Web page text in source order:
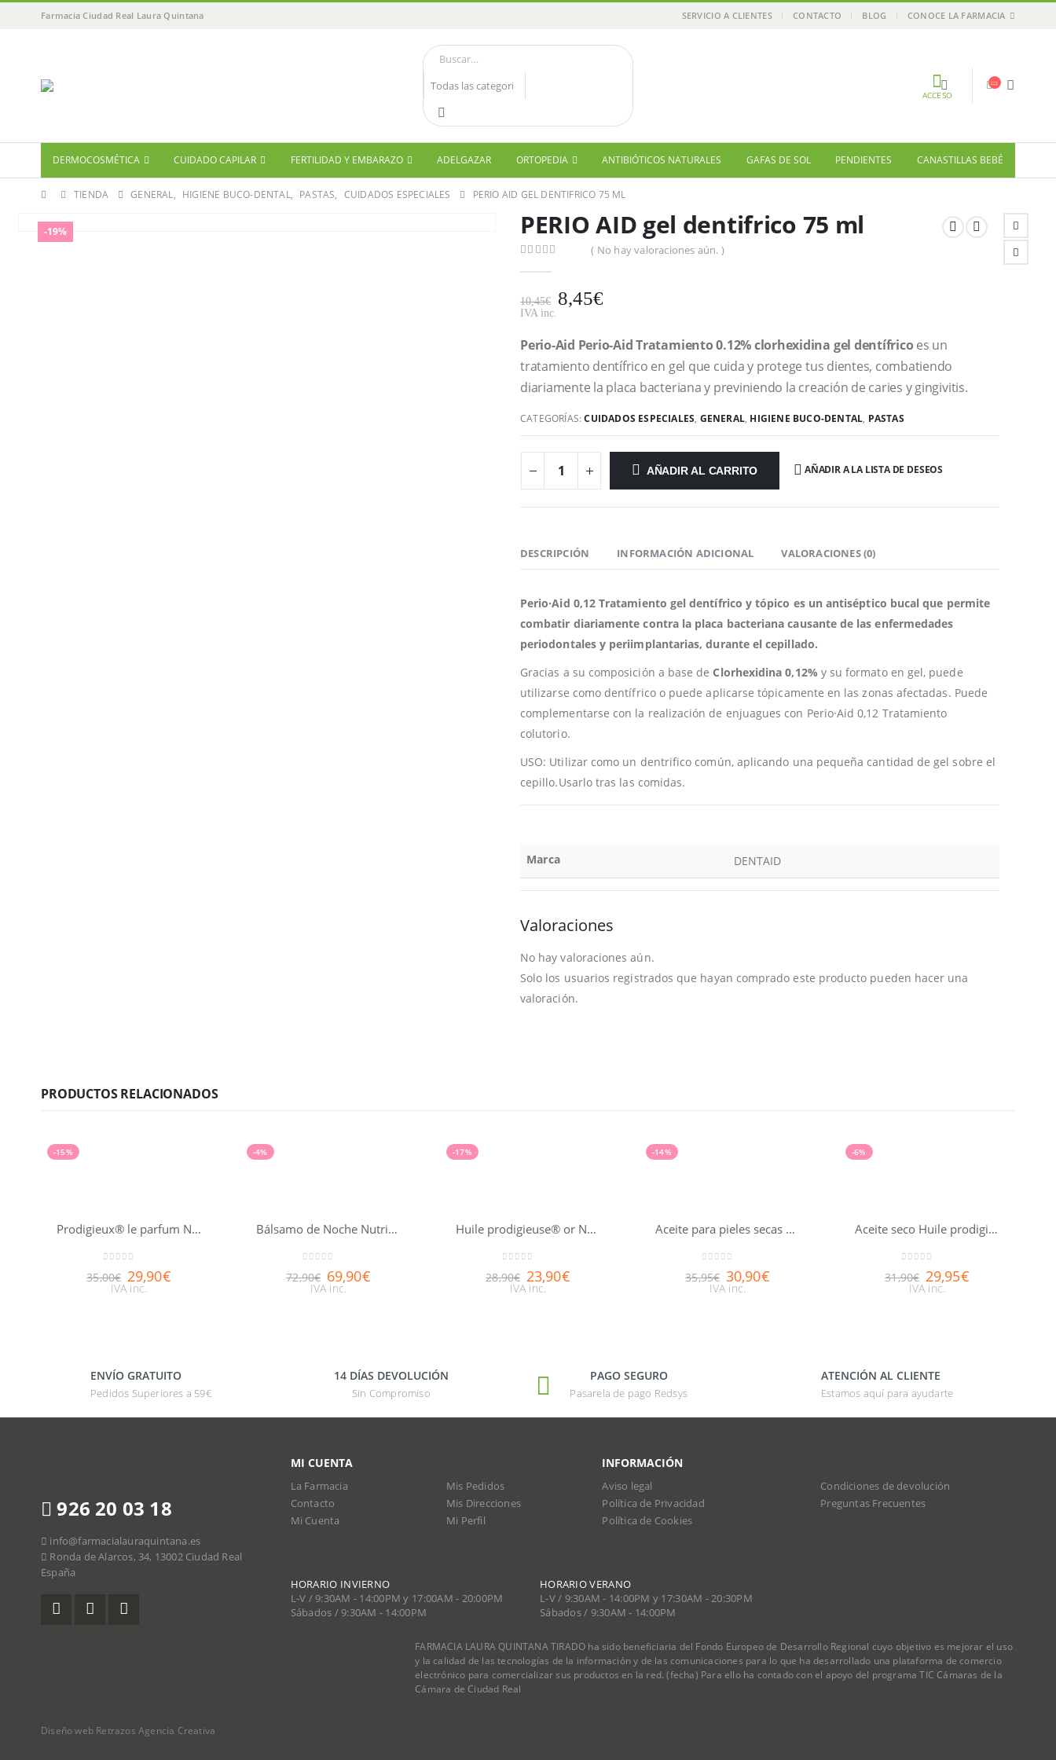
Farmacia Ciudad Real Laura Quintana SERVICIO A CLIENTES CONTACTO BLOG CONOCE LA FARMACIA
ACCESO
DERMOCOSMÉTICA CUIDADO CAPILAR FERTILIDAD Y EMBARAZO ADELGAZAR ORTOPEDIA ANTIBIÓTICOS NATURALES GAFAS DE SOL PENDIENTES CANASTILLAS BEBÉ
TIENDA GENERAL, HIGIENE BUCO-DENTAL, PASTAS, CUIDADOS ESPECIALES PERIO AID GEL DENTIFRICO 75 ML
-19% PERIO AID gel dentifrico 75 ml
( No hay valoraciones aún. )
10,45€ 8,45€
IVA inc.
Perio-Aid Perio-Aid Tratamiento 0.12% clorhexidina gel dentífrico es un
tratamiento dentífrico en gel que cuida y protege tus dientes, combatiendo
diariamente la placa bacteriana y previniendo la creación de caries y gingivitis.
CATEGORÍAS:CUIDADOS ESPECIALES, GENERAL, HIGIENE BUCO-DENTAL, PASTAS
AÑADIR AL CARRITO AÑADIR A LA LISTA DE DESEOS
DESCRIPCIÓN INFORMACIÓN ADICIONAL VALORACIONES (0)
Perio·Aid 0,12 Tratamiento gel dentífrico y tópico es un antiséptico bucal que permite
combatir diariamente contra la placa bacteriana causante de las enfermedades
periodontales y periimplantarias, durante el cepillado.
Gracias a su composición a base de Clorhexidina 0,12% y su formato en gel, puede
utilizarse como dentífrico o puede aplicarse tópicamente en las zonas afectadas. Puede
complementarse con la realización de enjuagues con Perio·Aid 0,12 Tratamiento
colutorio.
USO: Utilizar como un dentrifico común, aplicando una pequeña cantidad de gel sobre el
cepillo.Usarlo tras las comidas.
Marca DENTAID
Valoraciones
No hay valoraciones aún.
Solo los usuarios registrados que hayan comprado este producto pueden hacer una
valoración.
PRODUCTOS RELACIONADOS
-15%
Prodigieux® le parfum NUXE 30ml
35,00€ 29,90€
IVA inc.
-4%
Bálsamo de Noche Nutri-Fortificante Nuxuriance® Gold 50ml
72,90€ 69,90€
IVA inc.
-17%
Huile prodigieuse® or NUXE 50ml
28,90€ 23,90€
IVA inc.
-14%
Aceite para pieles secas Huile prodigieuse® riche NUXE 100ml
35,95€ 30,90€
IVA inc.
-6%
Aceite seco Huile prodigieuse® NUXE 100ml
31,90€ 29,95€
IVA inc.
ENVÍO GRATUITO
Pedidos Superiores a 59€
14 DÍAS DEVOLUCIÓN
Sin Compromiso
PAGO SEGURO
Pasarela de pago Redsys
ATENCIÓN AL CLIENTE
Estamos aquí para ayudarte
926 20 03 18
info@farmacialauraquintana.es
Ronda de Alarcos, 34, 13002 Ciudad Real
España
MI CUENTA
La Farmacia
Contacto
Mi Cuenta
Mis Pedidos
Mis Direcciones
Mi Perfil
INFORMACIÓN
Aviso legal
Política de Privacidad
Política de Cookies
Condiciones de devolución
Preguntas Frecuentes
HORARIO INVIERNO
L-V / 9:30AM - 14:00PM y 17:00AM - 20:00PM
Sábados / 9:30AM - 14:00PM
HORARIO VERANO
L-V / 9:30AM - 14:00PM y 17:30AM - 20:30PM
Sábados / 9:30AM - 14:00PM
FARMACIA LAURA QUINTANA TIRADO ha sido beneficiaria del Fondo Europeo de Desarrollo Regional cuyo objetivo es mejorar el uso
y la calidad de las tecnologías de la información y de las comunicaciones para lo que ha desarrollado una plataforma de comercio
electrónico para comercializar sus productos en la red. (fecha) Para ello ha contado con el apoyo del programa TIC Cámaras de la
Cámara de Ciudad Real
Diseño web Retrazos Agencia Creativa